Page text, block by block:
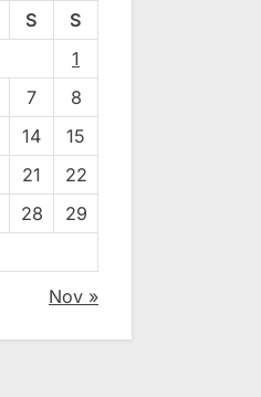
S
S
1
7
8
14
15
21
22
28
29
Nov »